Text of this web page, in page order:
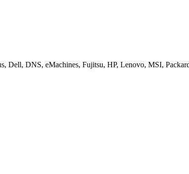
DNS, eMachines, Fujitsu, HP, Lenovo, MSI,